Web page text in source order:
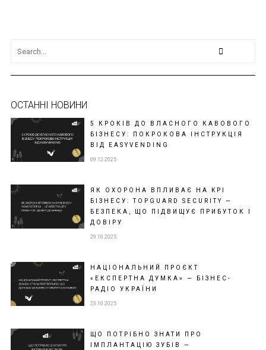
ОСТАННІ НОВИНИ
5 КРОКІВ ДО ВЛАСНОГО КАВОВОГО
БІЗНЕСУ: ПОКРОКОВА ІНСТРУКЦІЯ
ВІД EASYVENDING
09.12.2025
ЯК ОХОРОНА ВПЛИВАЄ НА KPI
БІЗНЕСУ: TOPGUARD SECURITY —
БЕЗПЕКА, ЩО ПІДВИЩУЄ ПРИБУТОК І
ДОВІРУ
29.10.2025
НАЦІОНАЛЬНИЙ ПРОЄКТ
«ЕКСПЕРТНА ДУМКА» — БІЗНЕС-
РАДІО УКРАЇНИ
23.10.2025
ЩО ПОТРІБНО ЗНАТИ ПРО
ІМПЛАНТАЦІЮ ЗУБІВ —